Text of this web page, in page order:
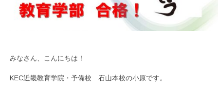
みなさん、こんにちは！
KEC近畿教育学院・予備校 石山本校の小原です。